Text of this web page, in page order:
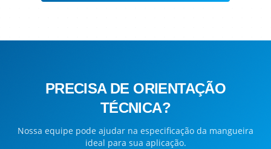
PRECISA DE ORIENTAÇÃO
TÉCNICA?
Nossa equipe pode ajudar na especificação da mangueira
ideal para sua aplicação.